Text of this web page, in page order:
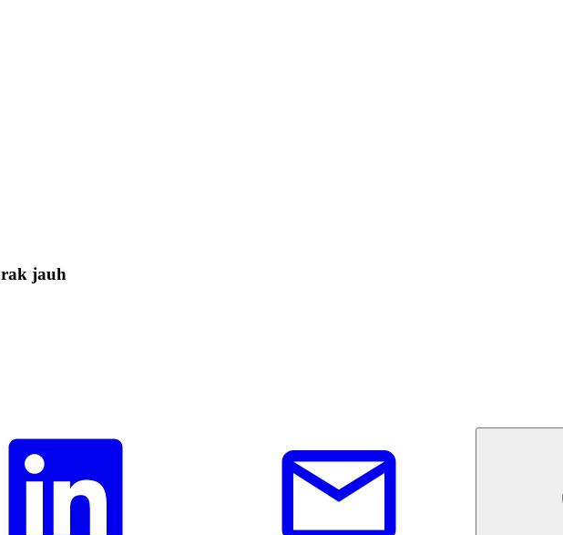
jauh